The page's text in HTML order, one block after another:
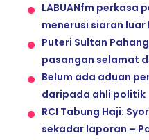
LABUANfm perkasa
menerusi siaran luar
Puteri Sultan
pasangan selamat
Belum ada aduan
daripada ahli politik
RCI Tabung Haji:
sekadar laporan –